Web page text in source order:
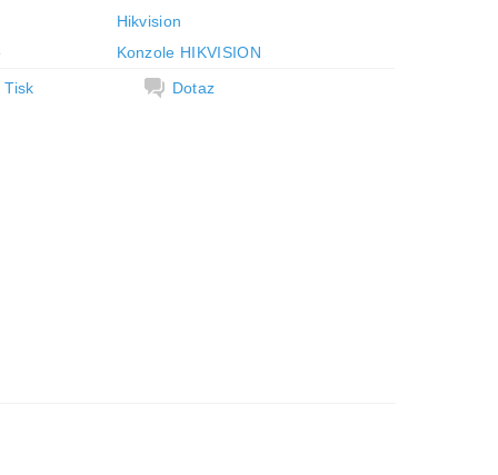
Hikvision
Konzole HIKVISION
Tisk
Dotaz